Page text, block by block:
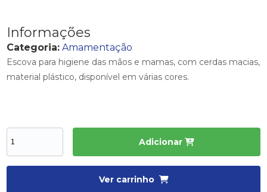
Informações
Categoria: Amamentação
Escova para higiene das mãos e mamas, com cerdas macias,
material plástico, disponível em várias cores.
Adicionar
Ver carrinho